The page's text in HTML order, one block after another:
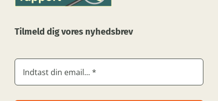
Tilmeld dig vores nyhedsbrev